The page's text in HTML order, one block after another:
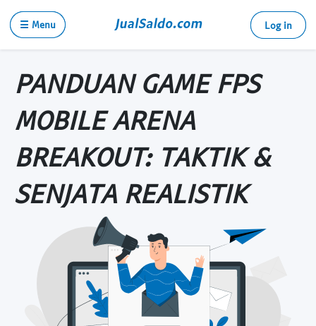
☰ Menu Log in
PANDUAN GAME FPS
MOBILE ARENA
BREAKOUT: TAKTIK &
SENJATA REALISTIK